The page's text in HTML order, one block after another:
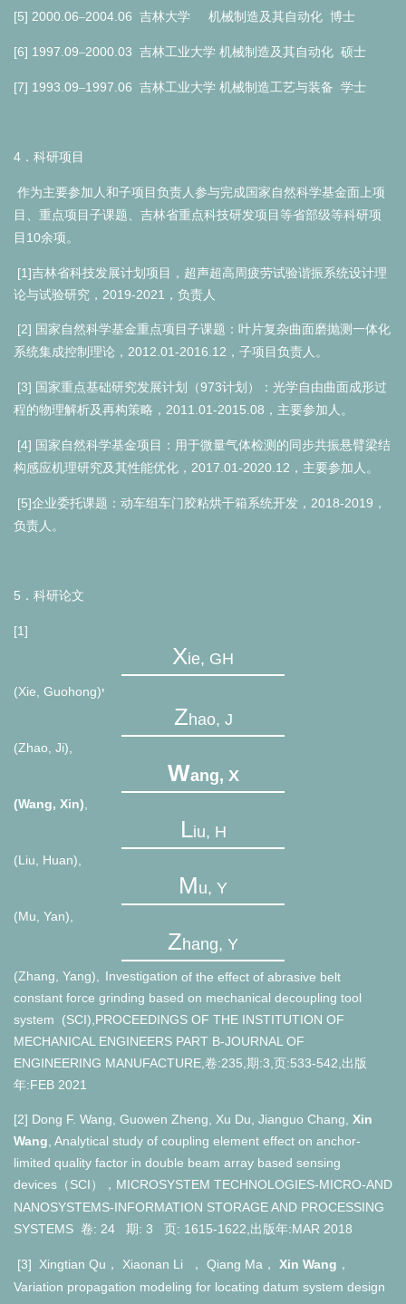
[5] 2000.06–2004.06 吉林大学 机械制造及其自动化 博士
[6] 1997.09–2000.03 吉林工业大学 机械制造及其自动化 硕士
[7] 1993.09–1997.06 吉林工业大学 机械制造工艺与装备 学士
4 ．科研项目
作为主要参加人和子项目负责人参与完成国家自然科学基金面上项
目、重点项目子课题、吉林省重点科技研发项目等省部级等科研项
目 10余项。
[1]吉林省科技发展计划项目，超声超高周疲劳试验谐振系统设计理
论与试验研究，2019-2021，负责人
[2] 国家自然科学基金重点项目子课题：叶片复杂曲面磨抛测一体化
系统集成控制理论， 2012.01-2016.12 ，子项目负责人。
[3] 国家重点基础研究发展计划（973计划）：光学自由曲面成形过
程的物理解析及再构策略， 2011.01-2015.08 ，主要参加人。
[4] 国家自然科学基金项目：用于微量气体检测的同步共振悬臂梁结
构感应机理研究及其性能优化， 2017.01-2020.12 ，主要参加人。
[5]企业委托课题：动车组车门胶粘烘干箱系统开发， 2018-2019 ，
负责人。
5 ．科研论文
[1]
Xie, GH
(Xie, Guohong),
Zhao, J
(Zhao, Ji),
Wang, X
(Wang, Xin)
Liu, H
(Liu, Huan),
Mu, Y
(Mu, Yan),
Zhang, Y
(Zhang, Yang), Investigation of the effect of abrasive belt
constant force grinding based on mechanical decoupling tool
system (SCI),PROCEEDINGS OF THE INSTITUTION OF
MECHANICAL ENGINEERS PART B-JOURNAL OF
ENGINEERING MANUFACTURE,卷:235,期:3,页:533-542,出版
年:FEB 2021
[2] Dong F. Wang, Guowen Zheng, Xu Du, Jianguo Chang, Xin
Wang, Analytical study of coupling element effect on anchor-
limited quality factor in double beam array based sensing
devices （ SCI ）， MICROSYSTEM TECHNOLOGIES-MICRO-AND
NANOSYSTEMS-INFORMATION STORAGE AND PROCESSING
SYSTEMS 卷: 24 期 : 3 页 : 1615-1622,出版年:MAR 2018
[3] Xingtian Qu ， Xiaonan Li ， Qiang Ma ， Xin Wang ，
Variation propagation modeling for locating datum system design